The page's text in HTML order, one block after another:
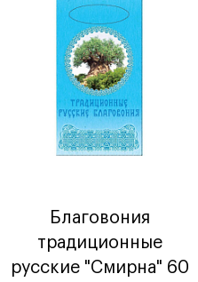
Благовония
традиционные
русские "Смирна" 60